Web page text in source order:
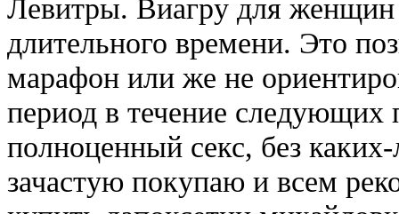
Левитры. Виагру для
длительного времени. Это
марафон или же не
период в течение следующих
полноценный секс, без
зачастую покупаю и всем